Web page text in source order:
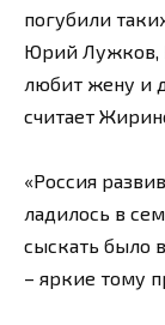
погубили
Юрий Лужков,
любит жену и
считает
«Россия
ладилось в
сыскать было
– яркие тому